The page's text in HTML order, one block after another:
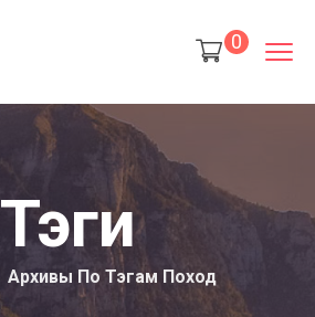
0
Тэги
Архивы По Тэгам Поход